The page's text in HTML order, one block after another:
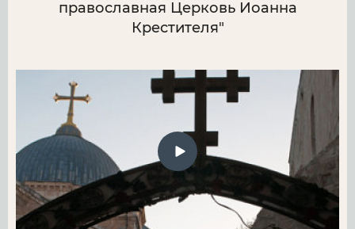
православная Церковь Иоанна
Крестителя"